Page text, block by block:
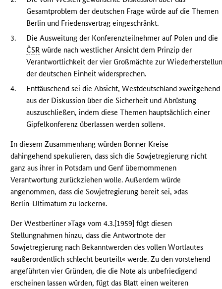
Gesamtproblem der deutschen Frage würde auf die Themen
Berlin und Friedensvertrag eingeschränkt.
3.
Die Ausweitung der Konferenzteilnehmer auf Polen und die
ČSR würde nach westlicher Ansicht dem Prinzip der
Verantwortlichkeit der vier Großmächte zur
der deutschen Einheit widersprechen.
4.
Enttäuschend sei die Absicht, Westdeutschland »weitgehend
aus der Diskussion über die Sicherheit und Abrüstung
auszuschließen, indem diese Themen hauptsächlich einer
Gipfelkonferenz überlassen werden sollen«.
In diesem Zusammenhang würden Bonner Kreise
dahingehend spekulieren, dass sich die Sowjetregierung nicht
ganz aus ihrer in Potsdam und Genf übernommenen
Verantwortung zurückziehen wolle. Außerdem würde
angenommen, dass die Sowjetregierung bereit sei, »das
Berlin-Ultimatum zu lockern«.
Der Westberliner »Tag« vom 4.3.[1959] fügt diesen
Stellungnahmen hinzu, dass die Antwortnote der
Sowjetregierung nach Bekanntwerden des vollen Wortlautes
»außerordentlich schlecht beurteilt« werde. Zu den vorstehend
angeführten vier Gründen, die die Note als unbefriedigend
erscheinen lassen würden, fügt das Blatt einen weiteren